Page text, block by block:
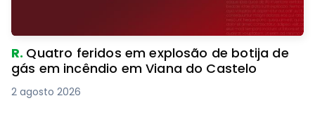
R. Quatro feridos em explosão de botija de
gás em incêndio em Viana do Castelo
2 agosto 2026